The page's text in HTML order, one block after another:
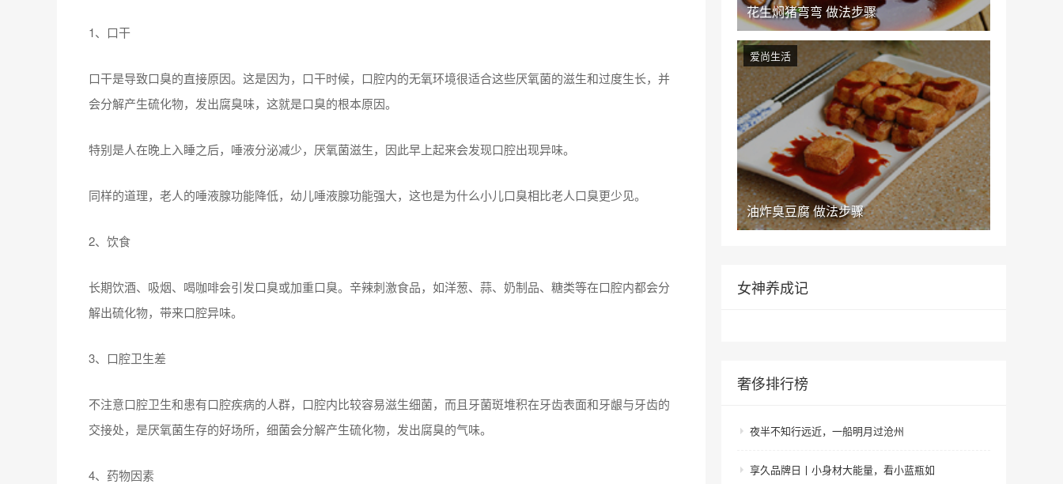
1、口干
口干是导致口臭的直接原因。这是因为，口干时候，口腔内的无氧环境很适合这些厌氧菌的滋生和过度生长，并
会分解产生硫化物，发出腐臭味，这就是口臭的根本原因。
特别是人在晚上入睡之后，唾液分泌减少，厌氧菌滋生，因此早上起来会发现口腔出现异味。
同样的道理，老人的唾液腺功能降低，幼儿唾液腺功能强大，这也是为什么小儿口臭相比老人口臭更少见。
2、饮食
长期饮酒、吸烟、喝咖啡会引发口臭或加重口臭。辛辣刺激食品，如洋葱、蒜、奶制品、糖类等在口腔内都会分
解出硫化物，带来口腔异味。
3、口腔卫生差
不注意口腔卫生和患有口腔疾病的人群，口腔内比较容易滋生细菌，而且牙菌斑堆积在牙齿表面和牙龈与牙齿的
交接处，是厌氧菌生存的好场所，细菌会分解产生硫化物，发出腐臭的气味。
4、药物因素
花生焖猪弯弯 做法步骤
油炸臭豆腐 做法步骤
爱尚生活
女神养成记
奢侈排行榜
夜半不知行远近，一船明月过沧州
享久品牌日丨小身材大能量，看小蓝瓶如